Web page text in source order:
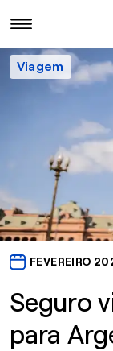
Viagem
Seguro
para
FEVEREIRO